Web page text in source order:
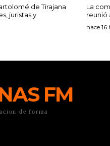
de Tirajana
juristas y
La
reunió
hace 16
FM
de forma